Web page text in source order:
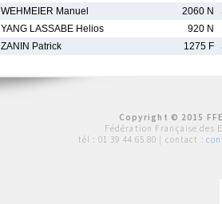
WEHMEIER Manuel 2060 N
YANG LASSABE Helios 920 N
ZANIN Patrick 1275 F
Copyright © 2015
Fédération Française des
tél : 01 39 44 65 80 | contact :